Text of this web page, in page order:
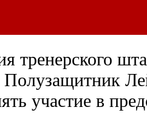
тренерского
Полузащитник
участие в